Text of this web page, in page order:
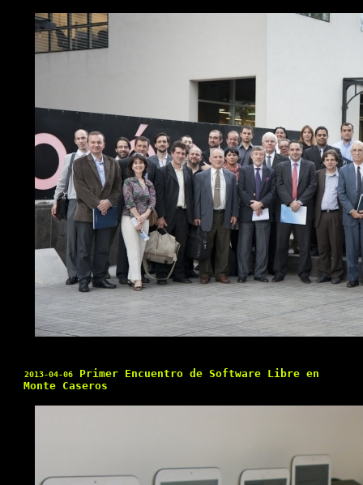
2013-04-06Primer Encuentro de Software Libre en
Monte Caseros